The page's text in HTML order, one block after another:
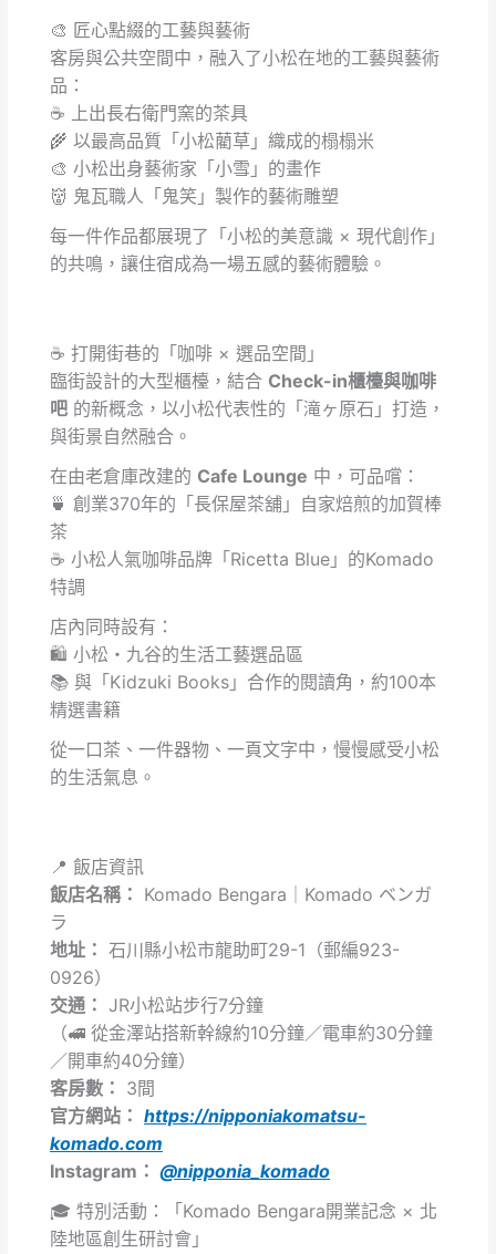
🎨 匠心點綴的工藝與藝術
客房與公共空間中，融入了小松在地的工藝與藝術
品：
☕ 上出長右衛門窯的茶具
🌾 以最高品質「小松藺草」織成的榻榻米
🎨 小松出身藝術家「小雪」的畫作
👹 鬼瓦職人「鬼笑」製作的藝術雕塑
每一件作品都展現了「小松的美意識 × 現代創作」
的共鳴，讓住宿成為一場五感的藝術體驗。
☕ 打開街巷的「咖啡 × 選品空間」
臨街設計的大型櫃檯，結合 Check-in櫃檯與咖啡
吧 的新概念，以小松代表性的「滝ヶ原石」打造，
與街景自然融合。
在由老倉庫改建的 Cafe Lounge 中，可品嚐：
🍵 創業370年的「長保屋茶舖」自家焙煎的加賀棒
茶
☕ 小松人氣咖啡品牌「Ricetta Blue」的Komado
特調
店內同時設有：
🛍️ 小松・九谷的生活工藝選品區
📚 與「Kidzuki Books」合作的閱讀角，約100本
精選書籍
從一口茶、一件器物、一頁文字中，慢慢感受小松
的生活氣息。
📍 飯店資訊
飯店名稱： Komado Bengara｜Komado ベンガ
ラ
地址： 石川縣小松市龍助町29-1（郵編923-
0926）
交通： JR小松站步行7分鐘
（🚅 從金澤站搭新幹線約10分鐘／電車約30分鐘
／開車約40分鐘）
客房數： 3間
官方網站： https://nipponiakomatsu-
komado.com
Instagram： @nipponia_komado
🎓 特別活動：「Komado Bengara開業記念 × 北
陸地區創生研討會」